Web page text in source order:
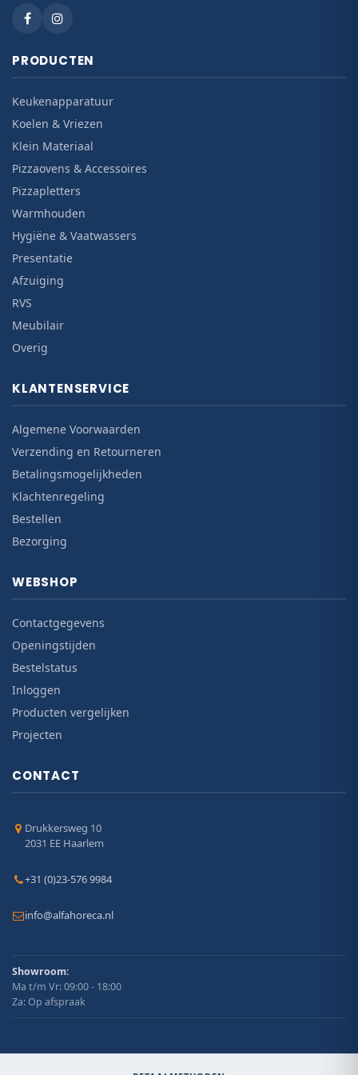
PRODUCTEN
Keukenapparatuur
Koelen & Vriezen
Klein Materiaal
Pizzaovens & Accessoires
Pizzapletters
Warmhouden
Hygiëne & Vaatwassers
Presentatie
Afzuiging
RVS
Meubilair
Overig
KLANTENSERVICE
Algemene Voorwaarden
Verzending en Retourneren
Betalingsmogelijkheden
Klachtenregeling
Bestellen
Bezorging
WEBSHOP
Contactgegevens
Openingstijden
Bestelstatus
Inloggen
Producten vergelijken
Projecten
CONTACT
Drukkersweg 10
2031 EE Haarlem
+31 (0)23-576 9984
info@alfahoreca.nl
Showroom:
Ma t/m Vr: 09:00 - 18:00
Za: Op afspraak